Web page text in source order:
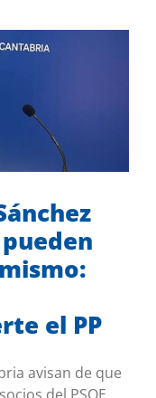
los
más de
a sus
el PP
el PP
avisan de que